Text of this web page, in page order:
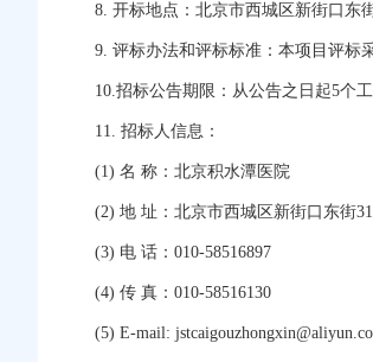
8. 开标地点：北京市西城区新街口东
9. 评标办法和评标标准：本项目评标
10.招标公告期限：从公告之日起5个
11. 招标人信息：
(1) 名 称：北京积水潭医院
(2) 地 址：北京市西城区新街口东街
(3) 电 话：010-58516897
(4) 传 真：010-58516130
(5) E-mail: